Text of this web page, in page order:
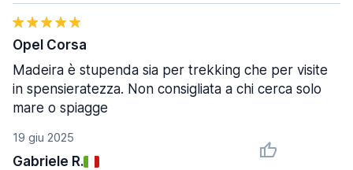
19 giu 2025
Gabriele R.
Opel Corsa
Madeira è stupenda sia per trekking che per visite
in spensieratezza. Non consigliata a chi cerca solo
mare o spiagge